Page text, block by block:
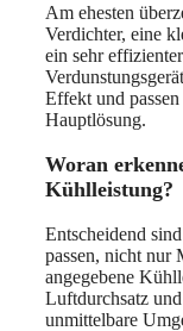
Am ehesten
Verdichter, eine
ein sehr
Effekt und
Hauptlösung.
Woran
Kühlleistung?
Entscheidend
passen, nicht nur
angegebene
Luftdurchsatz
unmittelbare